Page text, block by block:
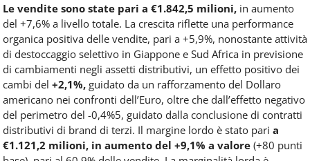
Le vendite sono state pari a €1.842,5 milioni, in aumento
del +7,6% a livello totale. La crescita riflette una performance
organica positiva delle vendite, pari a +5,9%, nonostante attività
di destoccaggio selettivo in Giappone e Sud Africa in previsione
di cambiamenti negli assetti distributivi, un effetto positivo dei
cambi del +2,1%, guidato da un rafforzamento del Dollaro
americano nei confronti dell’Euro, oltre che dall’effetto negativo
del perimetro del -0,4%5, guidato dalla conclusione di contratti
distributivi di brand di terzi. Il margine lordo è stato pari a
€1.121,2 milioni, in aumento del +9,1% a valore (+80 punti